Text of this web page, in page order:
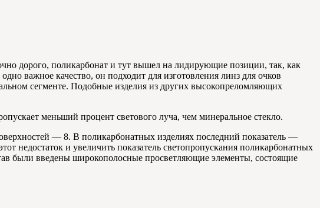
дорого, поликарбонат и тут вышел на лидирующие позиции, так, как
важное качество, он подходит для изготовления линз для очков
сегменте. Подобные изделия из других высокопреломляющих
меньший процент светового луча, чем минеральное стекло.
— 8. В поликарбонатных изделиях последний показатель —
недостаток и увеличить показатель светопропускания поликарбонатных
были введены широкополосные просветляющие элементы, состоящие